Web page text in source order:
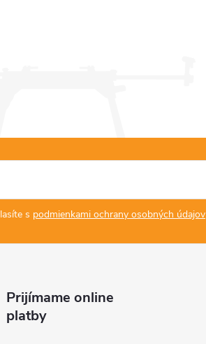
s podmienkami ochrany osobných údajov
Prijímame online
platby